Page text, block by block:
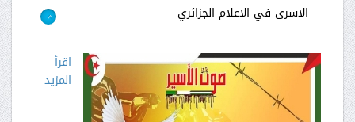
الاسرى في الاعلام الجزائري >
اقرأ
المزيد